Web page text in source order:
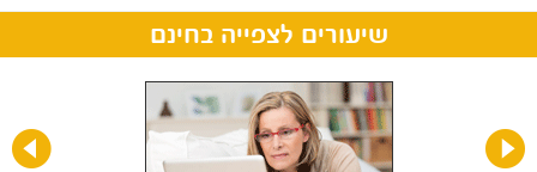
שיעורים לצפייה בחינם